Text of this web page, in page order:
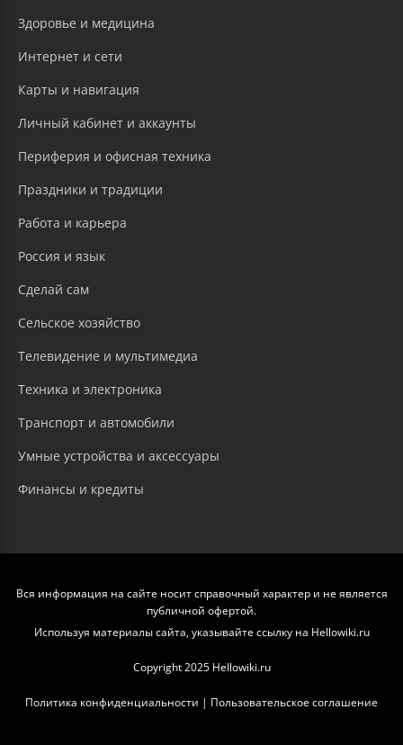
Здоровье и медицина
Интернет и сети
Карты и навигация
Личный кабинет и аккаунты
Периферия и офисная техника
Праздники и традиции
Работа и карьера
Россия и язык
Сделай сам
Сельское хозяйство
Телевидение и мультимедиа
Техника и электроника
Транспорт и автомобили
Умные устройства и аксессуары
Финансы и кредиты
Вся информация на сайте носит справочный характер и не является
публичной офертой.
Используя материалы сайта, указывайте ссылку на Hellowiki.ru
Copyright 2025 Hellowiki.ru
Политика конфиденциальности | Пользовательское соглашение